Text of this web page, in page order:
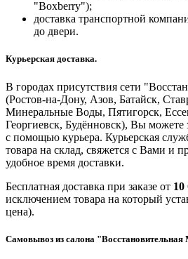
"Boxberry");
доставка транспортной
до двери.
Курьерская доставка.
В городах присутствия сети
(Ростов-на-Дону, Азов, Батайск,
Минеральные Воды, Пятигорск,
Георгиевск, Будённовск), Вы можете
с помощью курьера. Курьерская
товара на склад, свяжется с Вами и
удобное время доставки.
Бесплатная доставка при заказе от 10
исключением товара на который
цена).
Самовывоз из салона